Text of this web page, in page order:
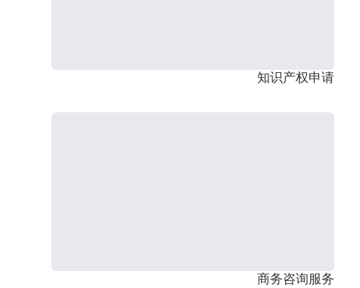
知识产权申请
商务咨询服务